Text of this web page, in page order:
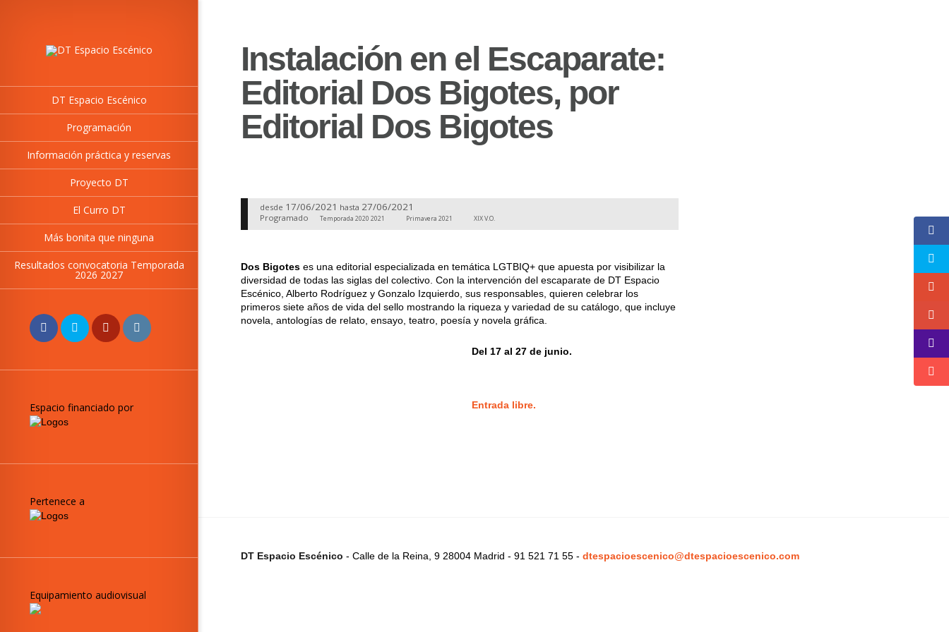
DT Espacio Escénico
Programación
Información práctica y reservas
Proyecto DT
El Curro DT
Más bonita que ninguna
Resultados convocatoria Temporada
2026 2027
Espacio financiado por
Pertenece a
Equipamiento audiovisual
Instalación en el Escaparate:
Editorial Dos Bigotes, por
Editorial Dos Bigotes
desde 17/06/2021 hasta 27/06/2021
Programado Temporada 2020 2021 Primavera 2021 XIX V.O.
Dos Bigotes es una editorial especializada en temática LGTBIQ+ que apuesta por visibilizar la
diversidad de todas las siglas del colectivo. Con la intervención del escaparate de DT Espacio
Escénico, Alberto Rodríguez y Gonzalo Izquierdo, sus responsables, quieren celebrar los
primeros siete años de vida del sello mostrando la riqueza y variedad de su catálogo, que incluye
novela, antologías de relato, ensayo, teatro, poesía y novela gráfica.
Del 17 al 27 de junio.
Entrada libre.
DT Espacio Escénico - Calle de la Reina, 9 28004 Madrid - 91 521 71 55 - dtespacioescenico@dtespacioescenico.com